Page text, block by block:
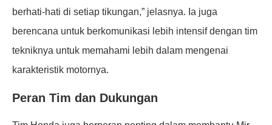
berhati-hati di setiap tikungan,” jelasnya. Ia juga
berencana untuk berkomunikasi lebih intensif dengan tim
tekniknya untuk memahami lebih dalam mengenai
karakteristik motornya.
Peran Tim dan Dukungan